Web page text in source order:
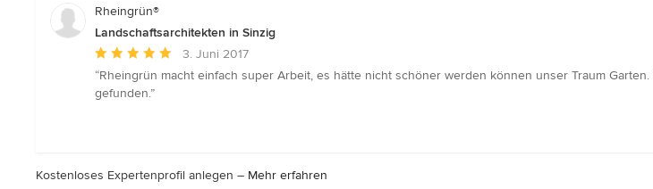
Rheingrün®
Landschaftsarchitekten in Sinzig
Durchschnittliche
Bewertung:
5
3. Juni 2017
“Rheingrün macht einfach super Arbeit, es hätte nicht schöner werden können unser Traum
gefunden.”
Kostenloses Expertenprofil anlegen – Mehr erfahren